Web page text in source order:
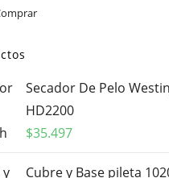
Secador De Pelo
HD2200
$35.497
Cubre y Base pileta